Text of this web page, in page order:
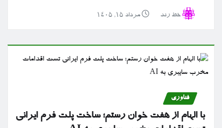
خط رند مرداد ۱۵, ۱۴۰۵
فناوری
با الهام از هفت خوان رستم؛ ساخت پلت فرم ایرانی